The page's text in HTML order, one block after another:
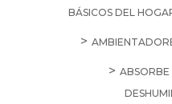
BÁSICOS DEL
ABSORBE